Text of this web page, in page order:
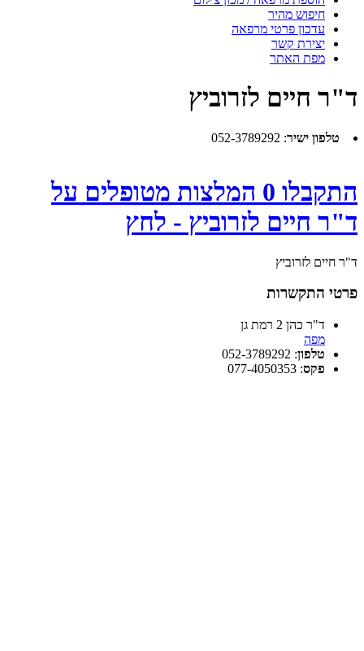
חיפוש מהיר
עדכון פרטי מרפאה
יצירת קשר
מפת האתר
ד"ר חיים לזרוביץ
טלפון ישיר:
052-3789292
התקבלו 0 המלצות מטופלים על
ד"ר חיים לזרוביץ - לחץ
ד"ר חיים לזרוביץ
פרטי התקשרות
ד"ר כהן 2 רמת גן
מפה
טלפון:
052-3789292
פקס:
077-4050353